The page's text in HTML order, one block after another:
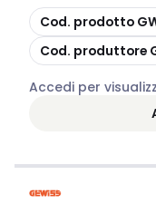
copia
Cod. prodotto
copia
Cod. produttore
Accedi per